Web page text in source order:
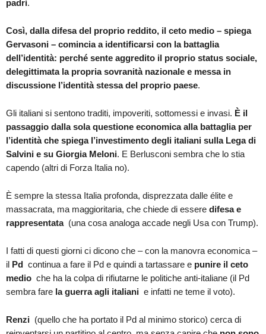
padri.
Così, dalla difesa del proprio reddito, il ceto medio – spiega
Gervasoni – comincia a identificarsi con la battaglia
dell’identità: perché sente aggredito il proprio status sociale,
delegittimata la propria sovranità nazionale e messa in
discussione l’identità stessa del proprio paese.
Gli italiani si sentono traditi, impoveriti, sottomessi e invasi. È il
passaggio dalla sola questione economica alla battaglia per
l’identità che spiega l’investimento degli italiani sulla Lega di
Salvini e su Giorgia Meloni. E Berlusconi sembra che lo stia
capendo (altri di Forza Italia no).
È sempre la stessa Italia profonda, disprezzata dalle élite e
massacrata, ma maggioritaria, che chiede di essere difesa e
rappresentata(una cosa analoga accade negli Usa con Trump).
I fatti di questi giorni ci dicono che – con la manovra economica –
il Pd continua a fare il Pd e quindi a tartassare e punire il ceto
medio che ha la colpa di rifiutarne le politiche anti-italiane (il Pd
sembra fare la guerra agli italiani e infatti ne teme il voto).
Renzi (quello che ha portato il Pd al minimo storico) cerca di